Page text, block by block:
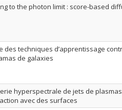
to the photon limit : score-based
des techniques d’apprentissage
de galaxies
hyperspectrale de jets de
avec des surfaces